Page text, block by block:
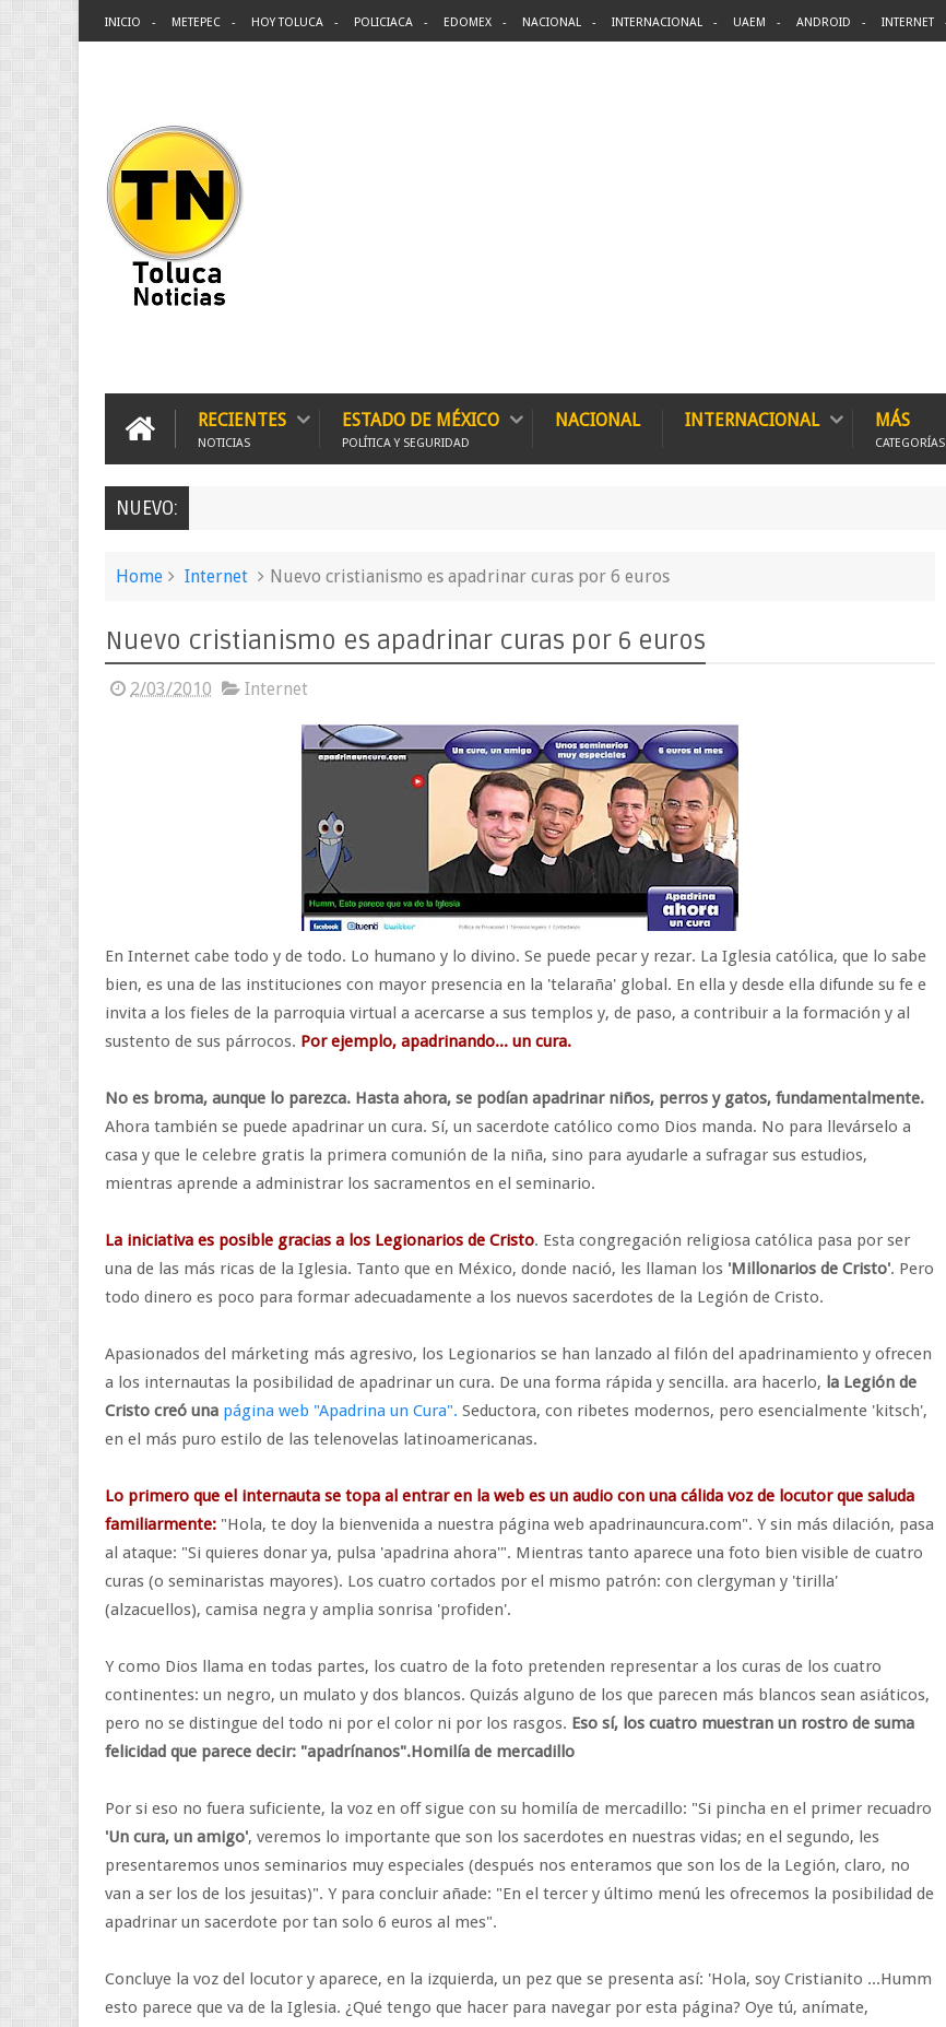
INICIO METEPEC HOY TOLUCA POLICIACA EDOMEX NACIONAL INTERNACIONAL UAEM ANDROID INTERNET
RECIENTES
NOTICIAS
ESTADO DE MÉXICO
POLÍTICA Y SEGURIDAD
NACIONAL INTERNACIONAL MÁS
CATEGORÍAS
NUEVO:
Home Internet Nuevo cristianismo es apadrinar curas por 6 euros
Nuevo cristianismo es apadrinar curas por 6 euros
2/03/2010 Internet
En Internet cabe todo y de todo. Lo humano y lo divino. Se puede pecar y rezar. La Iglesia católica, que lo sabe
bien, es una de las instituciones con mayor presencia en la 'telaraña' global. En ella y desde ella difunde su fe e
invita a los fieles de la parroquia virtual a acercarse a sus templos y, de paso, a contribuir a la formación y al
sustento de sus párrocos. Por ejemplo, apadrinando... un cura.
No es broma, aunque lo parezca. Hasta ahora, se podían apadrinar niños, perros y gatos, fundamentalmente.
Ahora también se puede apadrinar un cura. Sí, un sacerdote católico como Dios manda. No para llevárselo a
casa y que le celebre gratis la primera comunión de la niña, sino para ayudarle a sufragar sus estudios,
mientras aprende a administrar los sacramentos en el seminario.
La iniciativa es posible gracias a los Legionarios de Cristo. Esta congregación religiosa católica pasa por ser
una de las más ricas de la Iglesia. Tanto que en México, donde nació, les llaman los 'Millonarios de Cristo'. Pero
todo dinero es poco para formar adecuadamente a los nuevos sacerdotes de la Legión de Cristo.
Apasionados del márketing más agresivo, los Legionarios se han lanzado al filón del apadrinamiento y ofrecen
a los internautas la posibilidad de apadrinar un cura. De una forma rápida y sencilla. ara hacerlo, la Legión de
Cristo creó una página web "Apadrina un Cura". Seductora, con ribetes modernos, pero esencialmente 'kitsch',
en el más puro estilo de las telenovelas latinoamericanas.
Lo primero que el internauta se topa al entrar en la web es un audio con una cálida voz de locutor que saluda
familiarmente: "Hola, te doy la bienvenida a nuestra página web apadrinauncura.com". Y sin más dilación, pasa
al ataque: "Si quieres donar ya, pulsa 'apadrina ahora'". Mientras tanto aparece una foto bien visible de cuatro
curas (o seminaristas mayores). Los cuatro cortados por el mismo patrón: con clergyman y 'tirilla'
(alzacuellos), camisa negra y amplia sonrisa 'profiden'.
Y como Dios llama en todas partes, los cuatro de la foto pretenden representar a los curas de los cuatro
continentes: un negro, un mulato y dos blancos. Quizás alguno de los que parecen más blancos sean asiáticos,
pero no se distingue del todo ni por el color ni por los rasgos. Eso sí, los cuatro muestran un rostro de suma
felicidad que parece decir: "apadrínanos".Homilía de mercadillo
Por si eso no fuera suficiente, la voz en off sigue con su homilía de mercadillo: "Si pincha en el primer recuadro
'Un cura, un amigo', veremos lo importante que son los sacerdotes en nuestras vidas; en el segundo, les
presentaremos unos seminarios muy especiales (después nos enteramos que son los de la Legión, claro, no
van a ser los de los jesuitas)". Y para concluir añade: "En el tercer y último menú les ofrecemos la posibilidad de
apadrinar un sacerdote por tan solo 6 euros al mes".
Concluye la voz del locutor y aparece, en la izquierda, un pez que se presenta así: 'Hola, soy Cristianito ...Humm
esto parece que va de la Iglesia. ¿Qué tengo que hacer para navegar por esta página? Oye tú, anímate,